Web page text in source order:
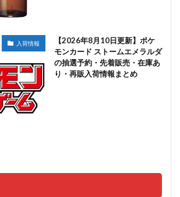
入荷情報
【2026年8月10日更新】ポケ
モンカード ストームエメラルダ
の抽選予約・先着販売・在庫あ
り・再販入荷情報まとめ